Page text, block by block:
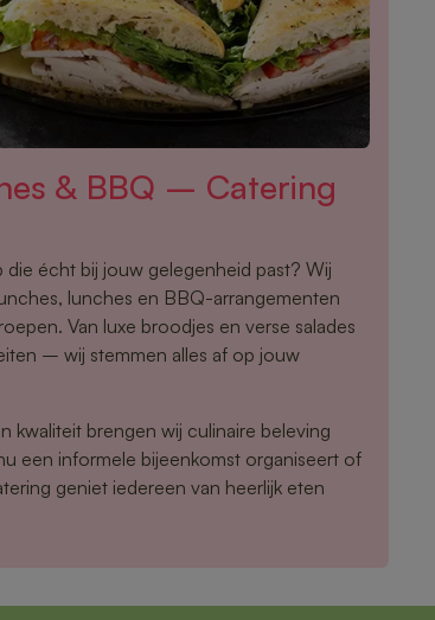
& BBQ – Catering
die écht bij jouw gelegenheid past? Wij
lunches en BBQ-arrangementen
Van luxe broodjes en verse salades
– wij stemmen alles af op jouw
kwaliteit brengen wij culinaire beleving
een informele bijeenkomst organiseert of
geniet iedereen van heerlijk eten